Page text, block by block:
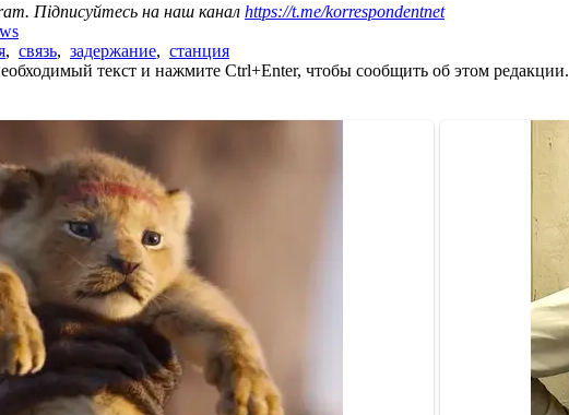
Підписуйтесь на наш канал https://t.me/korrespondentnet
, связь, задержание, станция
текст и нажмите Ctrl+Enter, чтобы сообщить об этом редакции.